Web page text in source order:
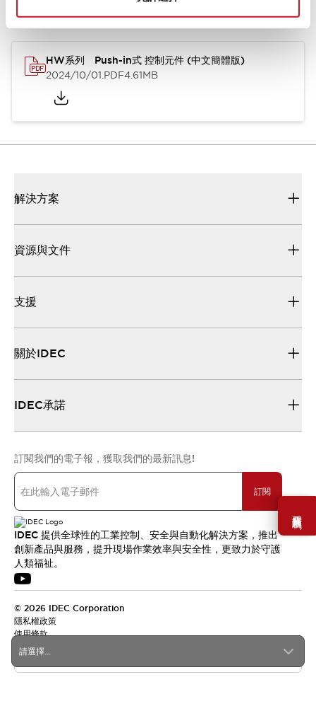
需要幫助嗎？
HW系列 Push-in式 控制元件 (中文簡體版)
2024/10/01.PDF4.61MB
請選擇...
解決方案
資源與文件
支援
關於IDEC
IDEC承諾
訂閱我們的電子報，獲取我們的最新訊息!
訂閱
IDEC 提供全球性的工業控制、安全與自動化解決方案，推出
創新產品與服務，提升現場作業效率與安全性，更致力於守護
人類福祉。
© 2026 IDEC Corporation
隱私權政策
使用條款
台灣